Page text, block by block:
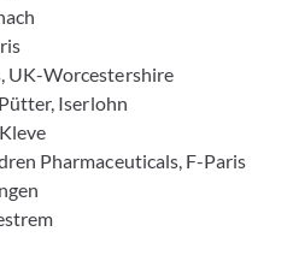
UK-Worcestershire
Iserlohn
Pharmaceuticals, F-Paris